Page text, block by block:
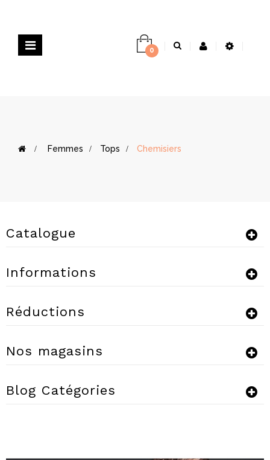
Basculer
0
> Femmes > Tops > Chemisiers
Catalogue
Informations
Réductions
Nos magasins
Blog Catégories